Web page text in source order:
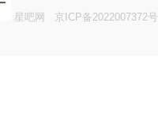
星吧网 京ICP备2022007372